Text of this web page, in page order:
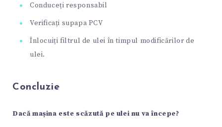
Conduceți responsabil
Verificați supapa PCV
Înlocuiți filtrul de ulei în timpul modificărilor de
ulei.
Concluzie
Dacă mașina este scăzută pe ulei nu va începe?